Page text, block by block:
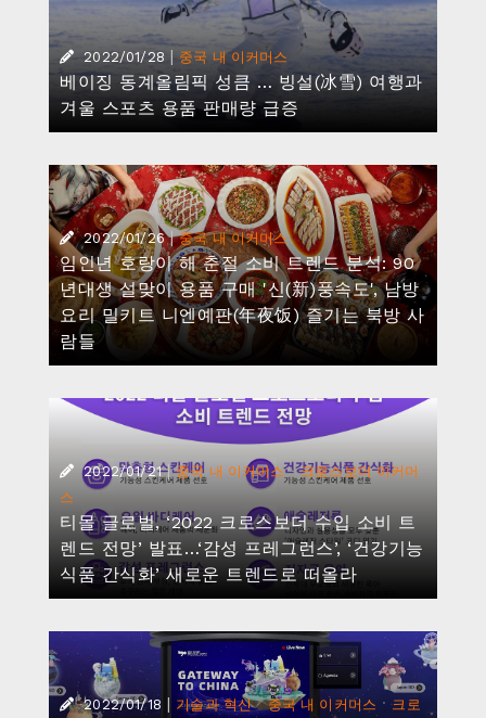
2022/01/28 | 중국 내 이커머스
베이징 동계올림픽 성큼 … 빙설(冰雪) 여행과
겨울 스포츠 용품 판매량 급증
2022/01/26 | 중국 내 이커머스
임인년 호랑이 해 춘절 소비 트렌드 분석: 90
년대생 설맞이 용품 구매 '신(新)풍속도', 남방
요리 밀키트 니엔예판(年夜饭) 즐기는 북방 사
람들
2022/01/21 | 중국 내 이커머스·크로스보더 이커머
스
티몰 글로벌, ‘2022 크로스보더 수입 소비 트
렌드 전망’ 발표…‘감성 프레그런스’, ‘건강기능
식품 간식화’ 새로운 트렌드로 떠올라
2022/01/18 | 기술과 혁신·중국 내 이커머스 · 크로